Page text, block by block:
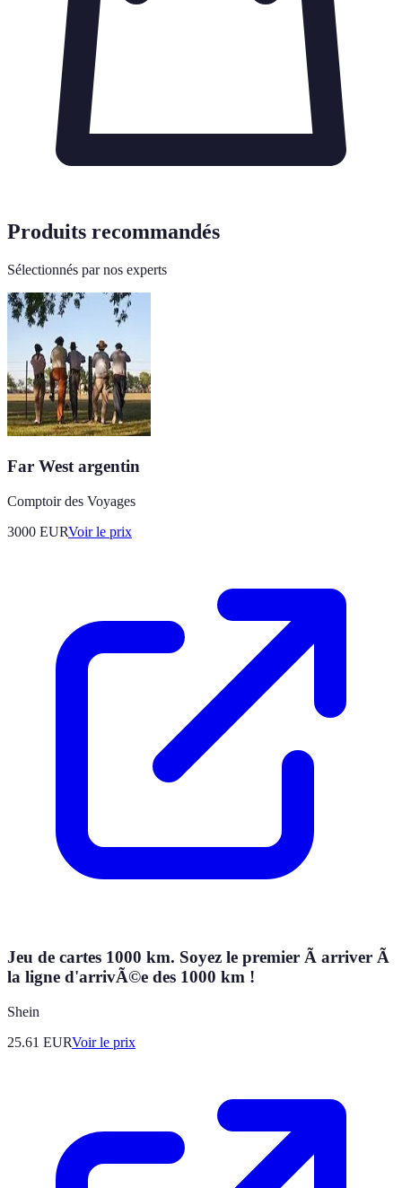
Produits recommandés
Sélectionnés par nos experts
Far West argentin
Comptoir des Voyages
3000 EURVoir le prix
Jeu de cartes 1000 km. Soyez le premier Ã arriver Ã
la ligne d'arrivÃ©e des 1000 km !
Shein
25.61 EURVoir le prix